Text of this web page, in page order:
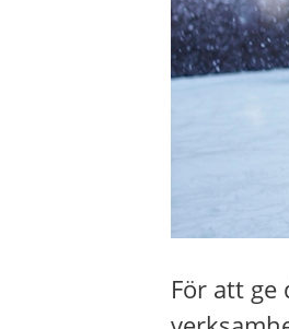
För att